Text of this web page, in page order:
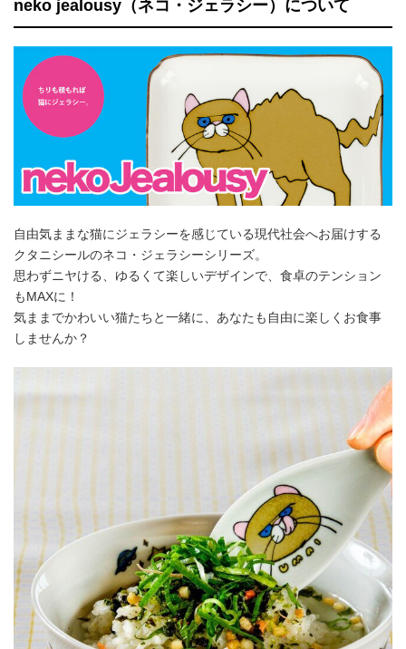
neko jealousy（ネコ・ジェラシー）について
自由気ままな猫にジェラシーを感じている現代社会へお届けする
クタニシールのネコ・ジェラシーシリーズ。
思わずニヤける、ゆるくて楽しいデザインで、食卓のテンション
もMAXに！
気ままでかわいい猫たちと一緒に、あなたも自由に楽しくお食事
しませんか？